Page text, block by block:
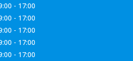
- 17:00
- 17:00
- 17:00
- 17:00
- 17:00